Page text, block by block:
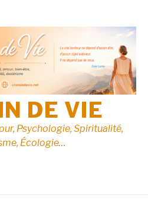
DE VIE
Psychologie, Spiritualité,
Écologie…